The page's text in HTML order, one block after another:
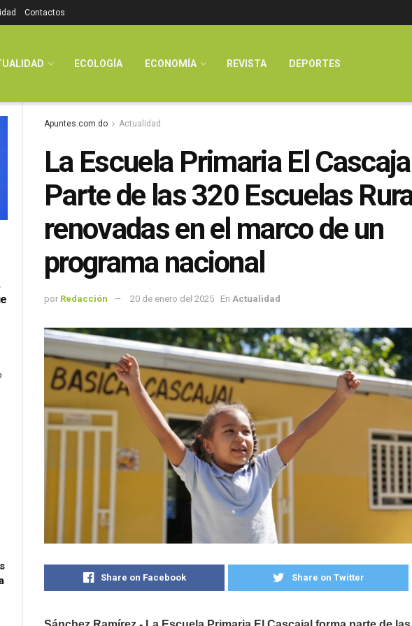
Contactos
ECOLOGÍA ECONOMÍA REVISTA DEPORTES
Apuntes.com.do Actualidad
La Escuela Primaria El
Parte de las 320 Escuelas
renovadas en el marco de un
programa nacional
por Redacción 20 de enero del 2025 En Actualidad
Share on Facebook Share on Twitter